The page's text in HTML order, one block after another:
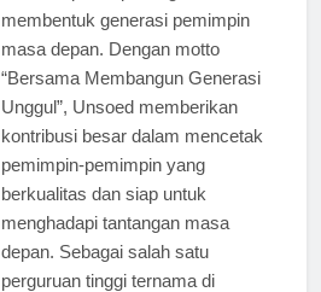
memiliki peran penting dalam
membentuk generasi pemimpin
masa depan. Dengan motto
“Bersama Membangun Generasi
Unggul”, Unsoed memberikan
kontribusi besar dalam mencetak
pemimpin-pemimpin yang
berkualitas dan siap untuk
menghadapi tantangan masa
depan. Sebagai salah satu